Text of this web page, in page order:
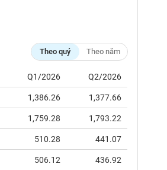
Theo quý Theo năm
Q1/2026 Q2/2026
1,386.26 1,377.66
1,759.28 1,793.22
510.28 441.07
506.12 436.92